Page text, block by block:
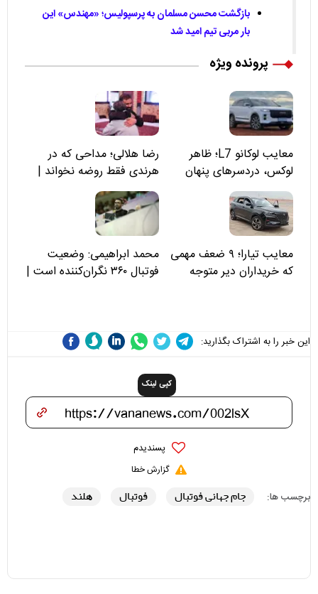
بازگشت محسن مسلمان به پرسپولیس؛ «مهندس» این
بار مربی تیم امید شد
پرونده ویژه
معایب لوکانو L7؛ ظاهر
لوکس، دردسرهای پنهان
رضا هلالی؛ مداحی که در
هرندی فقط روضه نخواند |
مسئولان «تکیه‌گاه آقا مرتضی
علی(ع)» را جدی‌تر ببینند
معایب تیارا؛ ۹ ضعف مهمی
که خریداران دیر متوجه
محمد ابراهیمی: وضعیت
فوتبال ۳۶۰ نگران‌کننده است |
این خبر را به اشتراک بگذارید:
کپی لینک
پسندیدم
گزارش خطا
برچسب ها: جام جهانی فوتبال فوتبال هلند